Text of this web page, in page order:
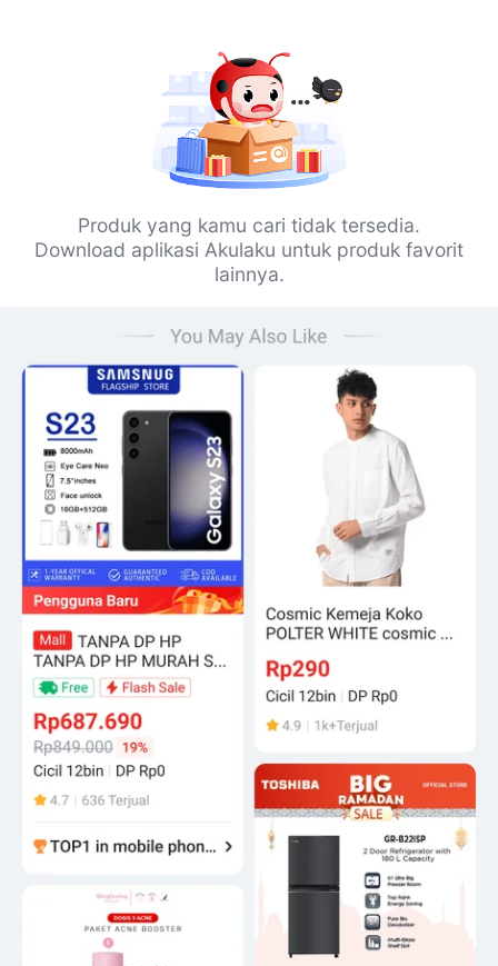
Produk yang kamu cari tidak tersedia.
Download aplikasi Akulaku untuk produk favorit
lainnya.